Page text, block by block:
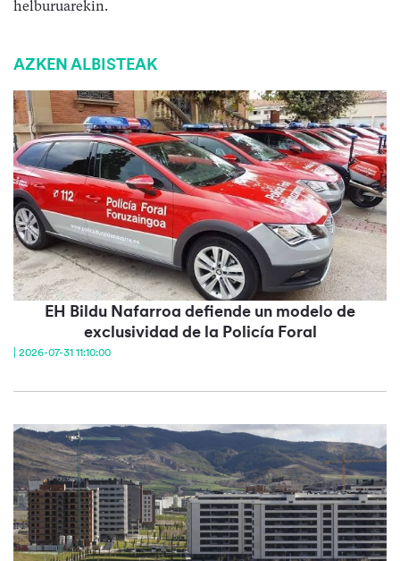
helburuarekin.
AZKEN ALBISTEAK
EH Bildu Nafarroa defiende un modelo de
exclusividad de la Policía Foral
| 2026-07-31 11:10:00